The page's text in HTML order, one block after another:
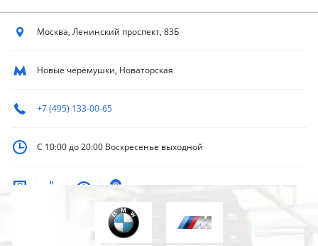
Москва, Ленинский проспект, 83Б
Новые черёмушки, Новаторская
+7 (495) 133-00-65
С 10:00 до 20:00 Воскресенье выходной
contact@sportkb.com